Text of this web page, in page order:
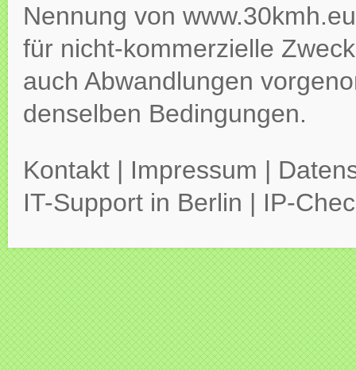
Nennung von
für nicht-kommerzielle
auch Abwandlungen
denselben Bedingungen.
Kontakt | Impressum |
IT-Support in Berlin | IP-